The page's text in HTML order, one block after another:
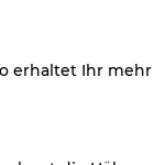
erhaltet Ihr mehr